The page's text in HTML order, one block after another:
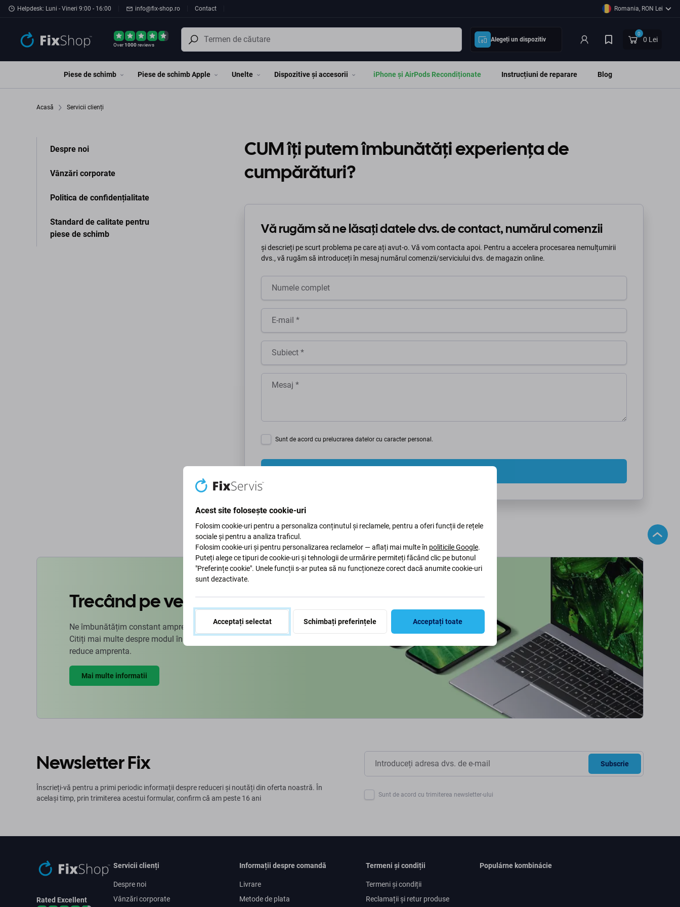
Preskočiť na hlavný obsah
Helpdesk: Luni - Vineri 9:00 - 16:00 info@fix-shop.ro Contact Romania, RON Lei
Over1000reviews
Alegeți un dispozitiv
0
0 Lei
Piese de schimb Piese de schimb Apple Unelte Dispozitive și accesorii iPhone și AirPods Recondiționate Instrucțiuni de reparare Blog
Acasă Servicii clienți
Despre noi
Vânzări corporate
Politica de confidențialitate
Standard de calitate pentru
piese de schimb
CUM îți putem îmbunătăți experiența de
cumpărături?
Vă rugăm să ne lăsați datele dvs. de contact, numărul comenzii
și descrieți pe scurt problema pe care ați avut-o. Vă vom contacta apoi. Pentru a accelera procesarea nemulțumirii
dvs., vă rugăm să introduceți în mesaj numărul comenzii/serviciului dvs. de magazin online.
Sunt de acord cu prelucrarea datelor cu caracter personal.
Trecând pe verde
Ne îmbunătățim constant amprenta de carbon pentru a ne proteja planeta.
Citiți mai multe despre modul în care ne adaptăm procesele pentru a ne
reduce amprenta.
Mai multe informatii
Newsletter Fix
Înscrieți-vă pentru a primi periodic informații despre reduceri și noutăți din oferta noastră. În
același timp, prin trimiterea acestui formular, confirm că am peste 16 ani
Subscrie
Sunt de acord cu trimiterea newsletter-ului
Rated Excellent
Servicii clienți
Despre noi
Vânzări corporate
Informații despre comandă
Livrare
Metode de plata
Termeni și condiții
Termeni și condiții
Reclamații și retur produse
Populárne kombinácie
Acest site folosește cookie-uri
Folosim cookie-uri pentru a personaliza conținutul și reclamele, pentru a oferi funcții de rețele
sociale și pentru a analiza traficul.
Folosim cookie-uri și pentru personalizarea reclamelor — aflați mai multe în politicile Google.
Puteți alege ce tipuri de cookie-uri și tehnologii de urmărire permiteți făcând clic pe butonul
"Preferințe cookie". Unele funcții s-ar putea să nu funcționeze corect dacă anumite cookie-uri
sunt dezactivate.
Acceptați selectat Schimbați preferințele Acceptați toate